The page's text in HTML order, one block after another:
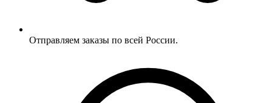
Отправляем заказы по всей России.